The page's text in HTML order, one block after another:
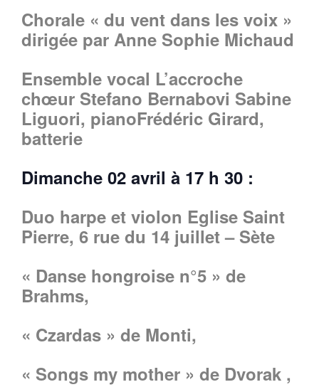
Chorale « du vent dans les voix »
dirigée par Anne Sophie Michaud
Ensemble vocal L’accroche
chœur Stefano Bernabovi Sabine
Liguori, pianoFrédéric Girard,
batterie
Dimanche 02 avril à 17 h 30 :
Duo harpe et violon Eglise Saint
Pierre, 6 rue du 14 juillet – Sète
« Danse hongroise n°5 » de
Brahms,
« Czardas » de Monti,
« Songs my mother » de Dvorak ,